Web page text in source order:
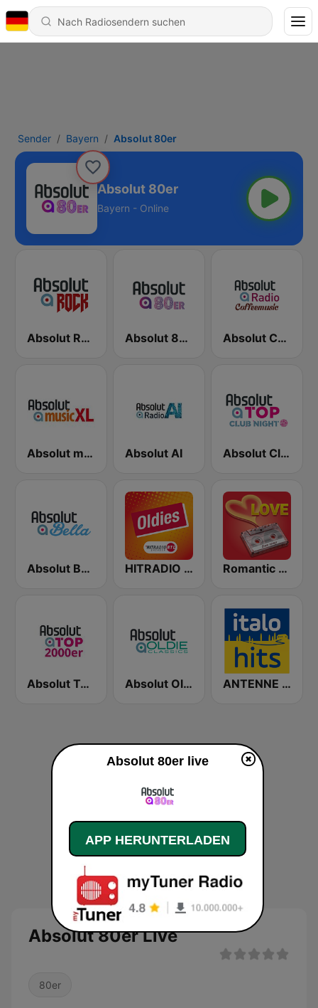
Sender Bayern Absolut 80er
Absolut 80er
Bayern - Online
Absolut Rock Absolut 80er Absolut Coffe Music
Absolut musicXL Absolut AI Absolut Club Night
Absolut Bella HITRADIO RTL Oldies Romantic Vibes
Absolut TOP 2000er Absolut Oldie Classics ANTENNE BAYERN Italo Hits
Absolut 80er Live
80er
Absolut 80er live
APP HERUNTERLADEN